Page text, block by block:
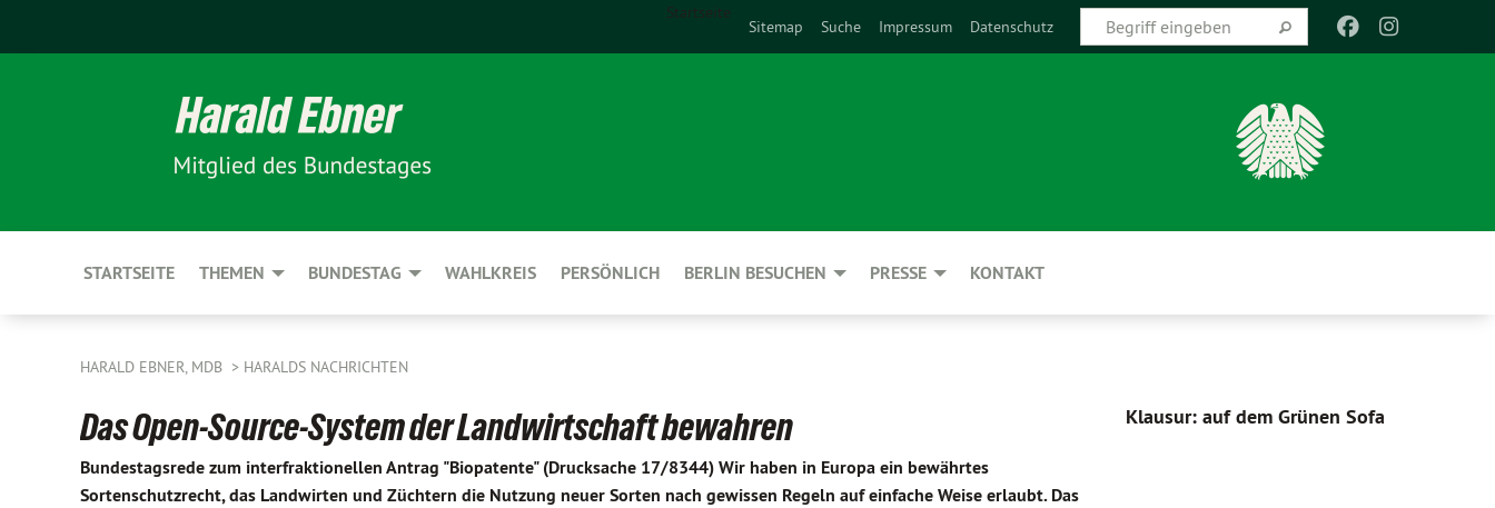
Startseite
Sitemap Suche Impressum Datenschutz
STARTSEITE THEMEN BUNDESTAG WAHLKREIS PERSÖNLICH BERLIN BESUCHEN PRESSE KONTAKT
HARALD EBNER, MDB HARALDS NACHRICHTEN
Das Open-Source-System der Landwirtschaft bewahren
Bundestagsrede zum interfraktionellen Antrag "Biopatente" (Drucksache 17/8344) Wir haben in Europa ein bewährtes
Sortenschutzrecht, das Landwirten und Züchtern die Nutzung neuer Sorten nach gewissen Regeln auf einfache Weise erlaubt. Das
Klausur: auf dem Grünen Sofa